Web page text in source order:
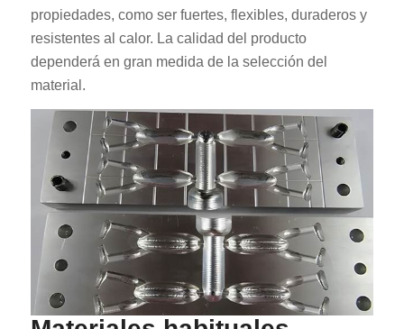
propiedades, como ser fuertes, flexibles, duraderos y
resistentes al calor. La calidad del producto
dependerá en gran medida de la selección del
material.